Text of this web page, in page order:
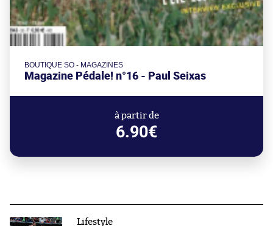
BOUTIQUE SO - MAGAZINES
à partir de
6.90€